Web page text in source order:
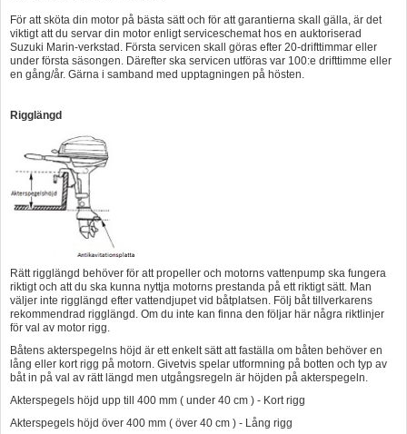
För att sköta din motor på bästa sätt och för att garantierna skall gälla, är det
viktigt att du servar din motor enligt serviceschemat hos en auktoriserad
Suzuki Marin-verkstad. Första servicen skall göras efter 20-drifttimmar eller
under första säsongen. Därefter ska servicen utföras var 100:e drifttimme eller
en gång/år. Gärna i samband med upptagningen på hösten.
Rigglängd
Rätt rigglängd behöver för att propeller och motorns vattenpump ska fungera
riktigt och att du ska kunna nyttja motorns prestanda på ett riktigt sätt. Man
väljer inte rigglängd efter vattendjupet vid båtplatsen. Följ båt tillverkarens
rekommendrad rigglängd. Om du inte kan finna den följar här några riktlinjer
för val av motor rigg.
Båtens akterspegelns höjd är ett enkelt sätt att faställa om båten behöver en
lång eller kort rigg på motorn. Givetvis spelar utformning på botten och typ av
båt in på val av rätt längd men utgångsregeln är höjden på akterspegeln.
Akterspegels höjd upp till 400 mm ( under 40 cm ) - Kort rigg
Akterspegels höjd över 400 mm ( över 40 cm ) - Lång rigg